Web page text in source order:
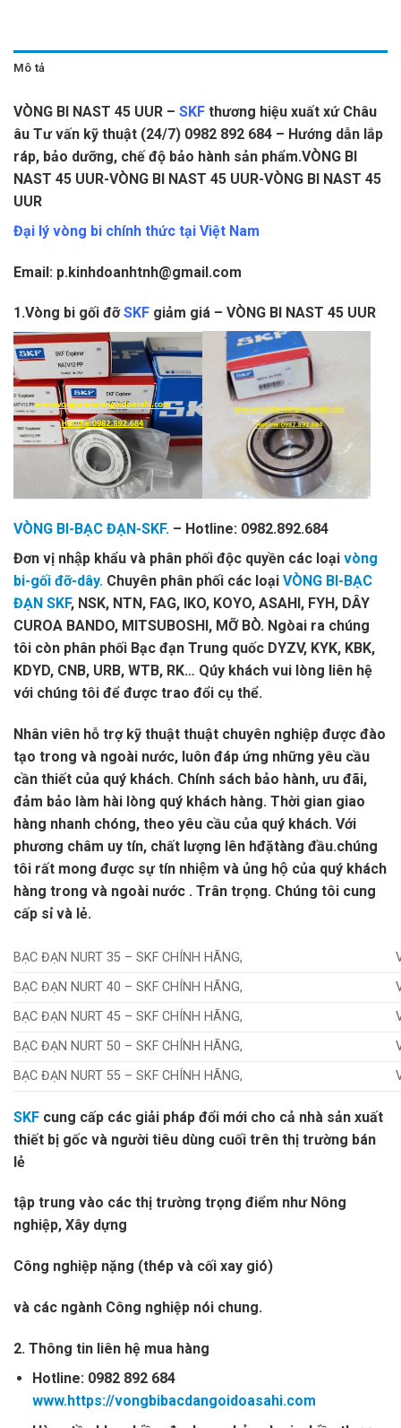
Mô tả
VÒNG BI NAST 45 UUR – SKF thương hiệu xuất xứ Châu
âu Tư vấn kỹ thuật (24/7) 0982 892 684 – Hướng dẫn lắp
ráp, bảo dưỡng, chế độ bảo hành sản phẩm.VÒNG BI
NAST 45 UUR-VÒNG BI NAST 45 UUR-VÒNG BI NAST 45
UUR
Đại lý vòng bi chính thức tại Việt Nam
Email: p.kinhdoanhtnh@gmail.com
1.Vòng bi gối đỡSKF giảm giá – VÒNG BI NAST 45 UUR
VÒNG BI-BẠC ĐẠN-SKF. – Hotline: 0982.892.684
Đơn vị nhập khẩu và phân phối độc quyền các loại vòng
bi-gối đỡ-dây. Chuyên phân phối các loại VÒNG BI-BẠC
ĐẠN SKF, NSK, NTN, FAG, IKO, KOYO, ASAHI, FYH, DÂY
CUROA BANDO, MITSUBOSHI, MỠ BÒ. Ngòai ra chúng
tôi còn phân phối Bạc đạn Trung quốc DYZV, KYK, KBK,
KDYD, CNB, URB, WTB, RK… Qúy khách vui lòng liên hệ
với chúng tôi để được trao đổi cụ thể.
Nhân viên hỗ trợ kỹ thuật thuật chuyên nghiệp được đào
tạo trong và ngoài nước, luôn đáp ứng những yêu cầu
cần thiết của quý khách. Chính sách bảo hành, ưu đãi,
đảm bảo làm hài lòng quý khách hàng. Thời gian giao
hàng nhanh chóng, theo yêu cầu của quý khách. Với
phương châm uy tín, chất lượng lên hđặtàng đầu.chúng
tôi rất mong được sự tín nhiệm và ủng hộ của quý khách
hàng trong và ngoài nước . Trân trọng. Chúng tôi cung
cấp sỉ và lẻ.
BẠC ĐẠN NURT 35 – SKF CHÍNH HÃNG,
BẠC ĐẠN NURT 40 – SKF CHÍNH HÃNG,
BẠC ĐẠN NURT 45 – SKF CHÍNH HÃNG,
BẠC ĐẠN NURT 50 – SKF CHÍNH HÃNG,
BẠC ĐẠN NURT 55 – SKF CHÍNH HÃNG,
SKF cung cấp các giải pháp đổi mới cho cả nhà sản xuất
thiết bị gốc và người tiêu dùng cuối trên thị trường bán
lẻ
tập trung vào các thị trường trọng điểm như Nông
nghiệp, Xây dựng
Công nghiệp nặng (thép và cối xay gió)
và các ngành Công nghiệp nói chung.
2. Thông tin liên hệ mua hàng
Hotline: 0982 892 684
www.https://vongbibacdangoidoasahi.com